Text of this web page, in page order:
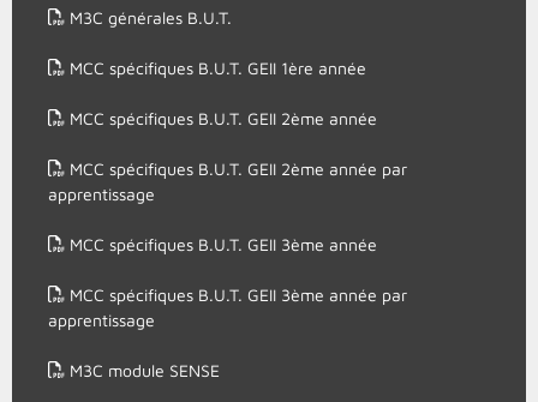
M3C générales B.U.T.
MCC spécifiques B.U.T. GEII 1ère année
MCC spécifiques B.U.T. GEII 2ème année
MCC spécifiques B.U.T. GEII 2ème année par
apprentissage
MCC spécifiques B.U.T. GEII 3ème année
MCC spécifiques B.U.T. GEII 3ème année par
apprentissage
M3C module SENSE